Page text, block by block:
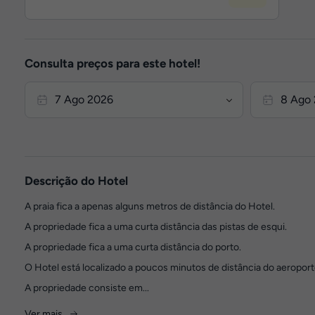
Consulta preços para este hotel!
Descrição do Hotel
A praia fica a apenas alguns metros de distância do Hotel.
A propriedade fica a uma curta distância das pistas de esqui.
A propriedade fica a uma curta distância do porto.
O Hotel está localizado a poucos minutos de distância do
A propriedade consiste em...